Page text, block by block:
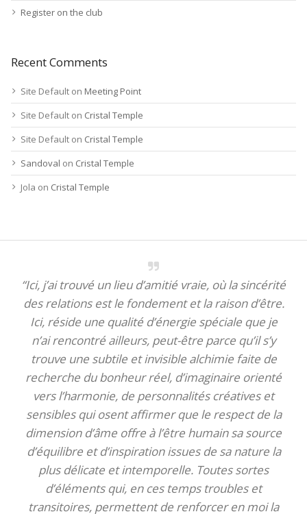
Register on the club
Recent Comments
Site Default on Meeting Point
Site Default on Cristal Temple
Site Default on Cristal Temple
Sandoval on Cristal Temple
Jola on Cristal Temple
“Ici, j’ai trouvé un lieu d’amitié vraie, où la sincérité
des relations est le fondement et la raison d’être.
Ici, réside une qualité d’énergie spéciale que je
n’ai rencontré ailleurs, peut-être parce qu’il s’y
trouve une subtile et invisible alchimie faite de
recherche du bonheur réel, d’imaginaire orienté
vers l’harmonie, de personnalités créatives et
sensibles qui osent affirmer que le respect de la
dimension d’âme offre à l’être humain sa source
d’équilibre et d’inspiration issues de sa nature la
plus délicate et intemporelle. Toutes sortes
d’éléments qui, en ces temps troubles et
transitoires, permettent de renforcer en moi la